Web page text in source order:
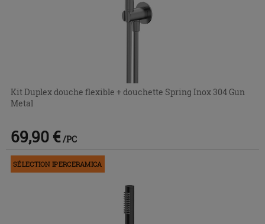
Kit Duplex douche flexible + douchette Spring Inox 304 Gun
Metal
69,90 € /PC
SÉLECTION IPERCERAMICA